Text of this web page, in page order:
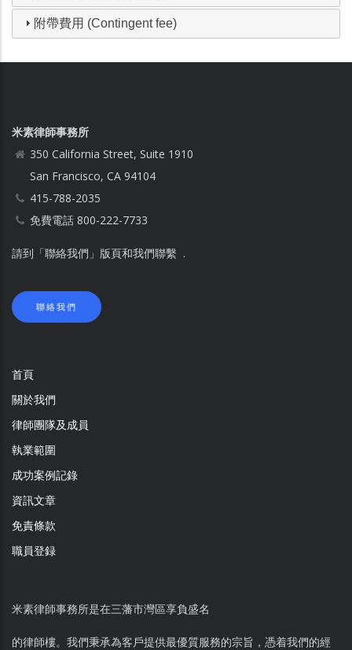
附帶費用 (Contingent fee)
米素律師事務所
350 California Street, Suite 1910
San Francisco, CA 94104
415-788-2035
免費電話 800-222-7733
請到「聯絡我們」版頁和我們聯繫 .
聯絡我們
首頁
關於我們
律師團隊及成員
執業範圍
成功案例記錄
資訊文章
免責條款
職員登録
米素律師事務所是在三藩市灣區享負盛名
的律師樓。我們秉承為客戶提供最優質服務的宗旨，憑着我們的經